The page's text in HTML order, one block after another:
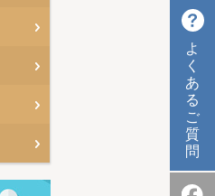
よ
く
あ
る
ご
質
問